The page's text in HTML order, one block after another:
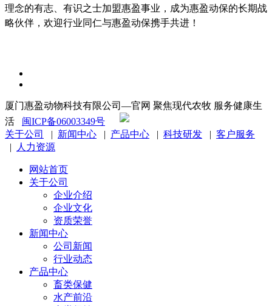
理念的有志、有识之士加盟惠盈事业，成为惠盈动保的长期战
略伙伴，欢迎行业同仁与惠盈动保携手共进！
厦门惠盈动物科技有限公司—官网 聚焦现代农牧 服务健康生
活 闽ICP备06003349号
关于公司
| 新闻中心 | 产品中心 | 科技研发 | 客户服务
|
人力资源
网站首页
关于公司
企业介绍
企业文化
资质荣誉
新闻中心
公司新闻
行业动态
产品中心
畜类保健
水产前沿